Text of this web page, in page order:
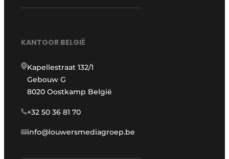
KANTOOR BELGIË
Kapellestraat 132/1
Gebouw G
8020 Oostkamp België
+32 50 36 81 70
info@louwersmediagroep.be